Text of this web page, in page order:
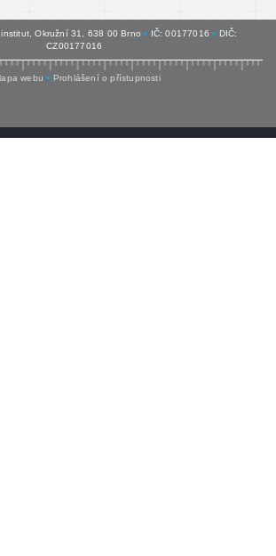
institut, Okružní 31, 638 00 Brno • IČ: 00177016 • DIČ:
CZ00177016
webu • Prohlášení o přístupnosti